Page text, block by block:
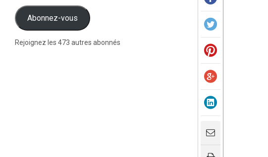
Abonnez-vous
Rejoignez les 473 autres abonnés